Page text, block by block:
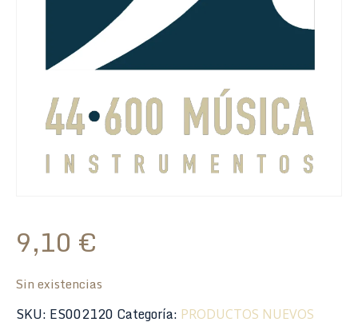
9,10 €
Sin existencias
SKU: ES002120 Categoría: PRODUCTOS NUEVOS